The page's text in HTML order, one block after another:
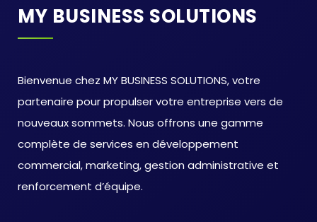
MY BUSINESS SOLUTIONS
Bienvenue chez MY BUSINESS SOLUTIONS, votre
partenaire pour propulser votre entreprise vers de
nouveaux sommets. Nous offrons une gamme
complète de services en développement
commercial, marketing, gestion administrative et
renforcement d’équipe.